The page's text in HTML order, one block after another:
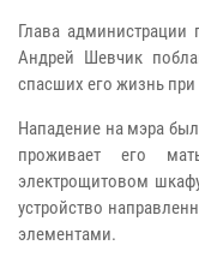
Глава администрации
Андрей Шевчик
спасших его жизнь
Нападение на мэра
проживает его
электрощитовом
устройство
элементами.